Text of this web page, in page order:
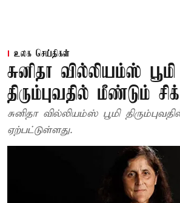
உலக செய்திகள்
சுனிதா வில்லியம்ஸ் பூமி
திரும்புவதில் மீண்டும்
சுனிதா வில்லியம்ஸ் பூமி
ஏற்பட்டுள்ளது.